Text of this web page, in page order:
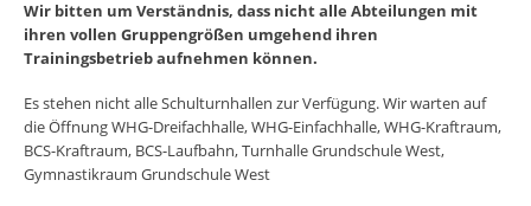
Wir bitten um Verständnis, dass nicht alle Abteilungen mit
ihren vollen Gruppengrößen umgehend ihren
Trainingsbetrieb aufnehmen können.
Es stehen nicht alle Schulturnhallen zur Verfügung. Wir warten auf
die Öffnung WHG-Dreifachhalle, WHG-Einfachhalle, WHG-Kraftraum,
BCS-Kraftraum, BCS-Laufbahn, Turnhalle Grundschule West,
Gymnastikraum Grundschule West